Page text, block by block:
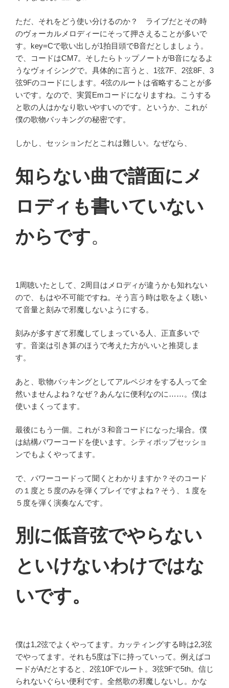
ただ、それをどう使い分けるのか？ ライブだとその時
のヴォーカルメロディーにそって押さえることが多いで
す。key=Cで歌い出しが1拍目頭でB音だとしましょう。
で、コードはCM7。そしたらトップノートがB音になるよ
うなヴォイシングで。具体的に言うと、1弦7F、2弦8F、3
弦9Fのコードにします。4弦のルートは省略することが多
いです。なので、実質Emコードになりますね。こうする
と歌の人はかなり歌いやすいのです。というか、これが
僕の歌物バッキングの秘密です。
しかし、セッションだとこれは難しい。なぜなら、
知らない曲で譜面にメ
ロディも書いていない
からです。
1周聴いたとして、2周目はメロディが違うかも知れない
ので、もはや不可能ですね。そう言う時は歌をよく聴い
て音量と刻みで邪魔しないようにする。
刻みが多すぎて邪魔してしまっている人、正直多いで
す。音楽は引き算のほうで考えた方がいいと推奨しま
す。
あと、歌物バッキングとしてアルペジオをする人って全
然いませんよね？なぜ？あんなに便利なのに……。僕は
使いまくってます。
最後にもう一個。これが３和音コードになった場合。僕
は結構パワーコードを使います。シティポップセッショ
ンでもよくやってます。
で、パワーコードって聞くとわかりますか？そのコード
の１度と５度のみを弾くプレイですよね？そう、１度を
５度を弾く演奏なんです。
別に低音弦でやらない
といけないわけではな
いです。
僕は1,2弦でよくやってます。カッティングする時は2,3弦
でやってます。それも5度は下に持っていって。例えばコ
ードがAだとすると、2弦10Fでルート。3弦9Fで5th。信じ
られないぐらい便利です。全然歌の邪魔しないし。かな